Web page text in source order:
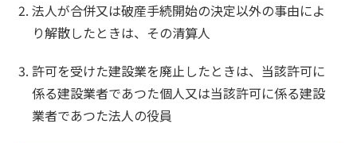
法人が合併又は破産手続開始の決定以外の事由によ
り解散したときは、その清算人
許可を受けた建設業を廃止したときは、当該許可に
係る建設業者であつた個人又は当該許可に係る建設
業者であつた法人の役員